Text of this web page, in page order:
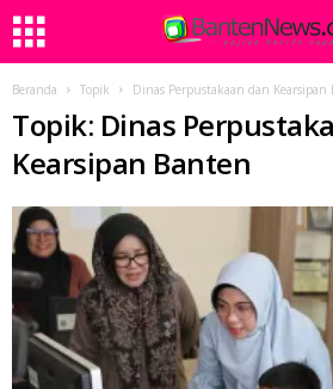
Beranda Topik Dinas Perpustakaan dan Kearsipan
Topik: Dinas
Kearsipan Banten